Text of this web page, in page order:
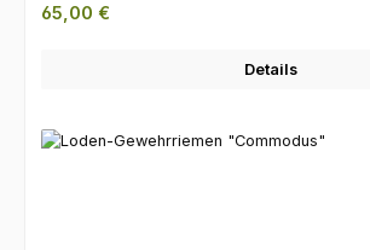
Regulärer Preis:
65,00 €
Details